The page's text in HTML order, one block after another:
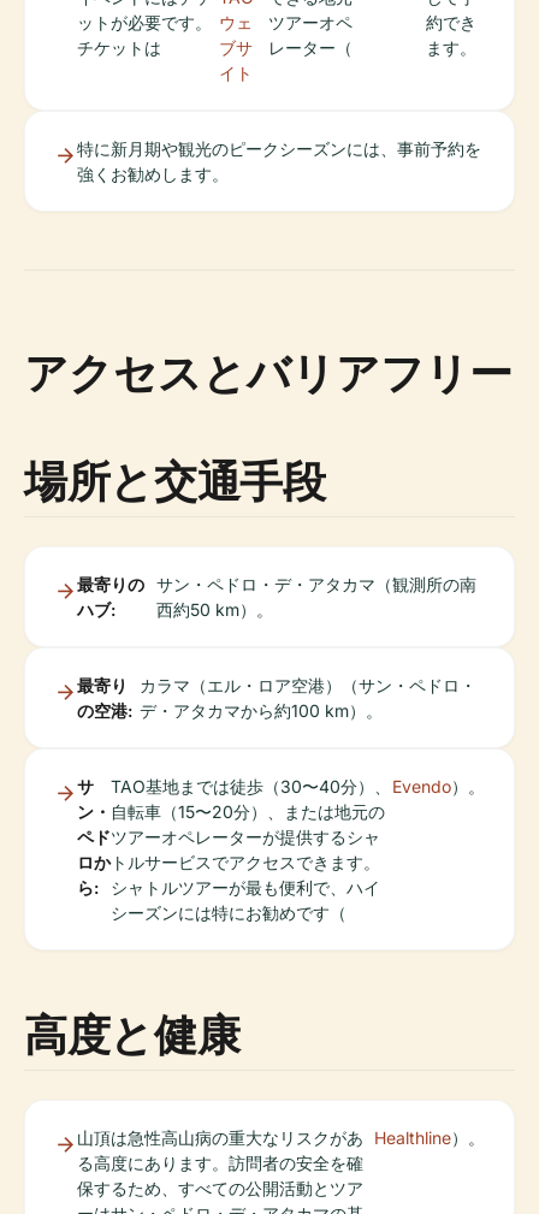
ットが必要です。
チケットは
ウェ
ブサ
イト
ツアーオペ
レーター（
約でき
ます。
特に新月期や観光のピークシーズンには、事前予約を
強くお勧めします。
アクセスとバリアフリー
場所と交通手段
最寄りの
ハブ:
サン・ペドロ・デ・アタカマ（観測所の南
西約50 km）。
最寄り
の空港:
カラマ（エル・ロア空港）（サン・ペドロ・
デ・アタカマから約100 km）。
サ
ン・
ペド
ロか
ら:
TAO基地までは徒歩（30〜40分）、
自転車（15〜20分）、または地元の
ツアーオペレーターが提供するシャ
トルサービスでアクセスできます。
シャトルツアーが最も便利で、ハイ
シーズンには特にお勧めです（
Evendo）。
高度と健康
山頂は急性高山病の重大なリスクがあ
る高度にあります。訪問者の安全を確
保するため、すべての公開活動とツア
Healthline）。